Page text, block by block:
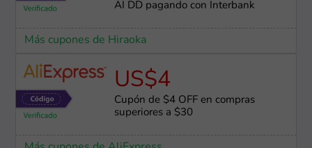
AI DD pagando con Interbank
Más cupones de Hiraoka
US$4
Cupón de $4 OFF en compras
superiores a $30